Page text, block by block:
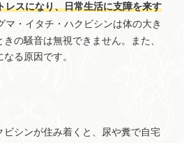
レスになり、日常生活に支障を来す
マ・イタチ・ハクビシンは体の大き
の騒音は無視できません。また、
る原因です。
ビシンが住み着くと、尿や糞で自宅